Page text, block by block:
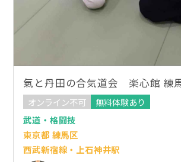
氣と丹田の合気道会 楽心館 練
オンライン不可
無料体験あり
武道・格闘技
東京都 練馬区
西武新宿線・上石神井駅